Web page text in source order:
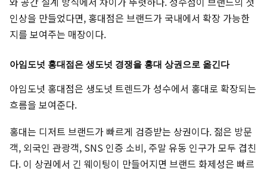
인상을 만들었다면, 홍대점은 브랜드가 국내에서 확장 가능한
지를 보여주는 매장이다.
아임도넛 홍대점은 생도넛 경쟁을 홍대 상권으로 옮긴다
아임도넛 홍대점은 생도넛 트렌드가 성수에서 홍대로 확장되는
흐름을 보여준다.
홍대는 디저트 브랜드가 빠르게 검증받는 상권이다. 젊은 방문
객, 외국인 관광객, SNS 인증 소비, 주말 유동 인구가 모두 겹친
다. 이 상권에서 긴 웨이팅이 만들어지면 브랜드 화제성은 빠르